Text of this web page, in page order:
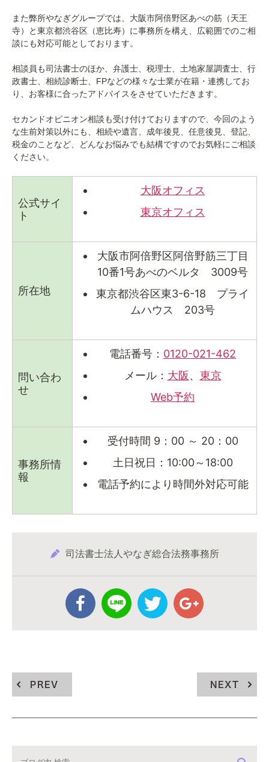
また弊所やなぎグループでは、大阪市阿倍野区あべの筋（天王
寺）と東京都渋谷区（恵比寿）に事務所を構え、広範囲でのご相
談にも対応可能としております。
相談員も司法書士のほか、弁護士、税理士、土地家屋調査士、行
政書士、相続診断士、FPなどの様々な士業が在籍・連携してお
り、お客様に合ったアドバイスをさせていただきます。
セカンドオピニオン相談も受け付けておりますので、今回のよう
な生前対策以外にも、相続や遺言、成年後見、任意後見、登記、
税金のことなど、どんなお悩みでも結構ですのでお気軽にご相談
ください。
公式サイ
ト
大阪オフィス
東京オフィス
所在地
大阪市阿倍野区阿倍野筋三丁目
10番1号あべのベルタ 3009号
東京都渋谷区東3-6-18 プライ
ムハウス 203号
問い合わ
せ
電話番号： 0120-021-462
メール： 大阪、 東京
Web予約
事務所情
報
受付時間 9：00 ～ 20：00
土日祝日：10:00～18:00
電話予約により時間外対応可能
司法書士法人やなぎ総合法務事務所
PREV NEXT